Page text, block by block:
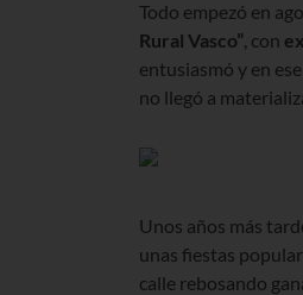
Todo empezó en
Rural Vasco” , con
entusiasmó y en
no llegó a
Unos años más
unas fiestas
calle rebosando